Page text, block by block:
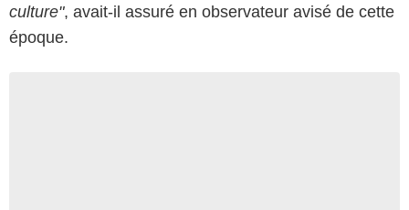
culture", avait-il assuré en observateur avisé de cette
époque.